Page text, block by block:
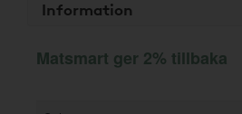
Information
Matsmart ger 2% tillbaka